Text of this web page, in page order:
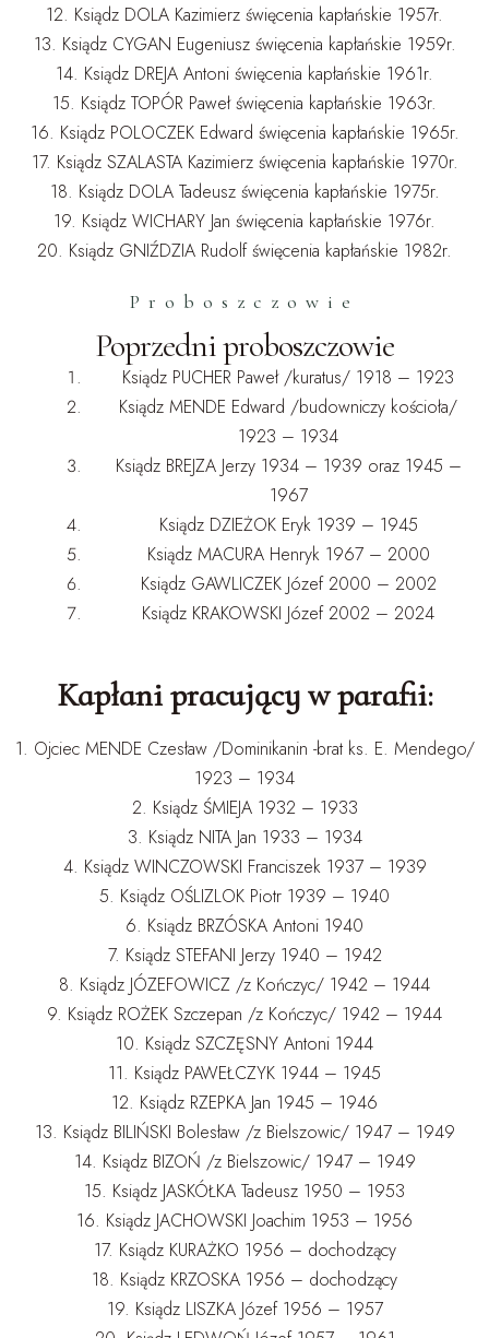
12. Ksiądz DOLA Kazimierz święcenia kapłańskie 1957r.
13. Ksiądz CYGAN Eugeniusz święcenia kapłańskie 1959r.
14. Ksiądz DREJA Antoni święcenia kapłańskie 1961r.
15. Ksiądz TOPÓR Paweł święcenia kapłańskie 1963r.
16. Ksiądz POLOCZEK Edward święcenia kapłańskie 1965r.
17. Ksiądz SZALASTA Kazimierz święcenia kapłańskie 1970r.
18. Ksiądz DOLA Tadeusz święcenia kapłańskie 1975r.
19. Ksiądz WICHARY Jan święcenia kapłańskie 1976r.
20. Ksiądz GNIŹDZIA Rudolf święcenia kapłańskie 1982r.
Proboszczowie
Poprzedni proboszczowie
Ksiądz PUCHER Paweł /kuratus/ 1918 – 1923
Ksiądz MENDE Edward /budowniczy kościoła/
1923 – 1934
Ksiądz BREJZA Jerzy 1934 – 1939 oraz 1945 –
1967
Ksiądz DZIEŻOK Eryk 1939 – 1945
Ksiądz MACURA Henryk 1967 – 2000
Ksiądz GAWLICZEK Józef 2000 – 2002
Ksiądz KRAKOWSKI Józef 2002 – 2024
Kapłani pracujący w parafii:
1. Ojciec MENDE Czesław /Dominikanin -brat ks. E. Mendego/
1923 – 1934
2. Ksiądz ŚMIEJA 1932 – 1933
3. Ksiądz NITA Jan 1933 – 1934
4. Ksiądz WINCZOWSKI Franciszek 1937 – 1939
5. Ksiądz OŚLIZLOK Piotr 1939 – 1940
6. Ksiądz BRZÓSKA Antoni 1940
7. Ksiądz STEFANI Jerzy 1940 – 1942
8. Ksiądz JÓZEFOWICZ /z Kończyc/ 1942 – 1944
9. Ksiądz ROŻEK Szczepan /z Kończyc/ 1942 – 1944
10. Ksiądz SZCZĘSNY Antoni 1944
11. Ksiądz PAWEŁCZYK 1944 – 1945
12. Ksiądz RZEPKA Jan 1945 – 1946
13. Ksiądz BILIŃSKI Bolesław /z Bielszowic/ 1947 – 1949
14. Ksiądz BIZOŃ /z Bielszowic/ 1947 – 1949
15. Ksiądz JASKÓŁKA Tadeusz 1950 – 1953
16. Ksiądz JACHOWSKI Joachim 1953 – 1956
17. Ksiądz KURAŻKO 1956 – dochodzący
18. Ksiądz KRZOSKA 1956 – dochodzący
19. Ksiądz LISZKA Józef 1956 – 1957